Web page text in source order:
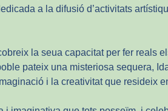
a la difusió d’activitats
la seua capacitat per fer reals
pateix una misteriosa sequera,
i la creativitat que resideix